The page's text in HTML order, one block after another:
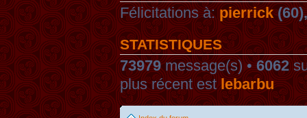
Félicitations à:pierrick
STATISTIQUES
73979message(s) •6062
plus récent estlebarbu